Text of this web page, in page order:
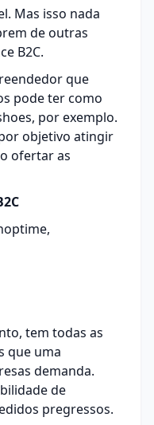
Mas isso nada
de outras
B2C.
que
pode ter como
por exemplo.
objetivo atingir
ofertar as
tem todas as
que uma
demanda.
de
pregressos.